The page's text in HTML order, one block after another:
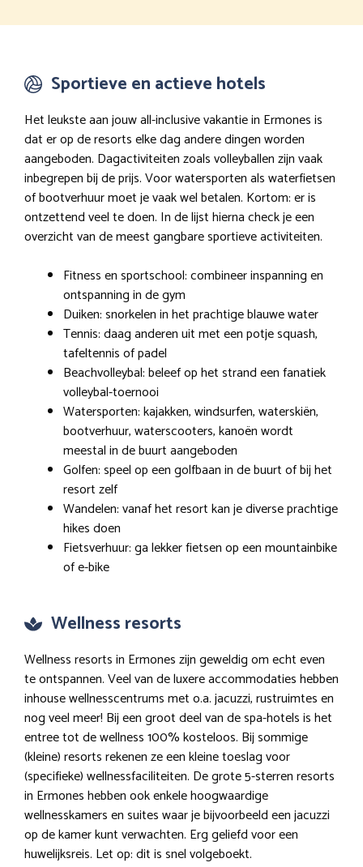
Sportieve en actieve hotels
Het leukste aan jouw all-inclusive vakantie in Ermones is
dat er op de resorts elke dag andere dingen worden
aangeboden. Dagactiviteiten zoals volleyballen zijn vaak
inbegrepen bij de prijs. Voor watersporten als waterfietsen
of bootverhuur moet je vaak wel betalen. Kortom: er is
ontzettend veel te doen. In de lijst hierna check je een
overzicht van de meest gangbare sportieve activiteiten.
Fitness en sportschool: combineer inspanning en
ontspanning in de gym
Duiken: snorkelen in het prachtige blauwe water
Tennis: daag anderen uit met een potje squash,
tafeltennis of padel
Beachvolleybal: beleef op het strand een fanatiek
volleybal-toernooi
Watersporten: kajakken, windsurfen, waterskiën,
bootverhuur, waterscooters, kanoën wordt
meestal in de buurt aangeboden
Golfen: speel op een golfbaan in de buurt of bij het
resort zelf
Wandelen: vanaf het resort kan je diverse prachtige
hikes doen
Fietsverhuur: ga lekker fietsen op een mountainbike
of e-bike
Wellness resorts
Wellness resorts in Ermones zijn geweldig om echt even
te ontspannen. Veel van de luxere accommodaties hebben
inhouse wellnesscentrums met o.a. jacuzzi, rustruimtes en
nog veel meer! Bij een groot deel van de spa-hotels is het
entree tot de wellness 100% kosteloos. Bij sommige
(kleine) resorts rekenen ze een kleine toeslag voor
(specifieke) wellnessfaciliteiten. De grote 5-sterren resorts
in Ermones hebben ook enkele hoogwaardige
wellnesskamers en suites waar je bijvoorbeeld een jacuzzi
op de kamer kunt verwachten. Erg geliefd voor een
huwelijksreis. Let op: dit is snel volgeboekt.